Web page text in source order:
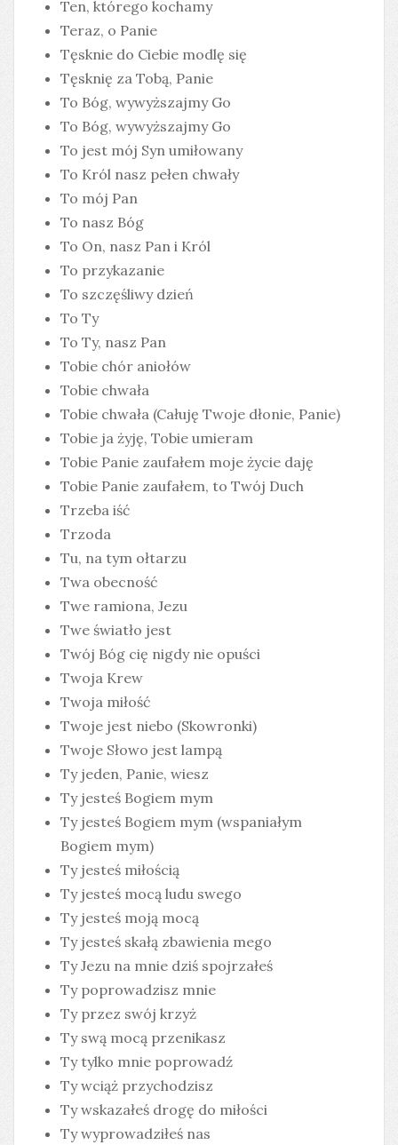
Ten, którego kochamy
Teraz, o Panie
Tęsknie do Ciebie modlę się
Tęsknię za Tobą, Panie
To Bóg, wywyższajmy Go
To Bóg, wywyższajmy Go
To jest mój Syn umiłowany
To Król nasz pełen chwały
To mój Pan
To nasz Bóg
To On, nasz Pan i Król
To przykazanie
To szczęśliwy dzień
To Ty
To Ty, nasz Pan
Tobie chór aniołów
Tobie chwała
Tobie chwała (Całuję Twoje dłonie, Panie)
Tobie ja żyję, Tobie umieram
Tobie Panie zaufałem moje życie daję
Tobie Panie zaufałem, to Twój Duch
Trzeba iść
Trzoda
Tu, na tym ołtarzu
Twa obecność
Twe ramiona, Jezu
Twe światło jest
Twój Bóg cię nigdy nie opuści
Twoja Krew
Twoja miłość
Twoje jest niebo (Skowronki)
Twoje Słowo jest lampą
Ty jeden, Panie, wiesz
Ty jesteś Bogiem mym
Ty jesteś Bogiem mym (wspaniałym
Bogiem mym)
Ty jesteś miłością
Ty jesteś mocą ludu swego
Ty jesteś moją mocą
Ty jesteś skałą zbawienia mego
Ty Jezu na mnie dziś spojrzałeś
Ty poprowadzisz mnie
Ty przez swój krzyż
Ty swą mocą przenikasz
Ty tylko mnie poprowadź
Ty wciąż przychodzisz
Ty wskazałeś drogę do miłości
Ty wyprowadziłeś nas